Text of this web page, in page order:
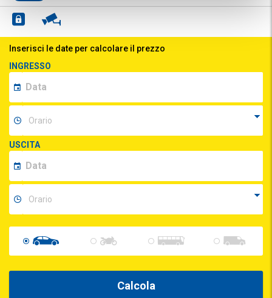
Inserisci le date per calcolare il prezzo
INGRESSO
USCITA
Calcola